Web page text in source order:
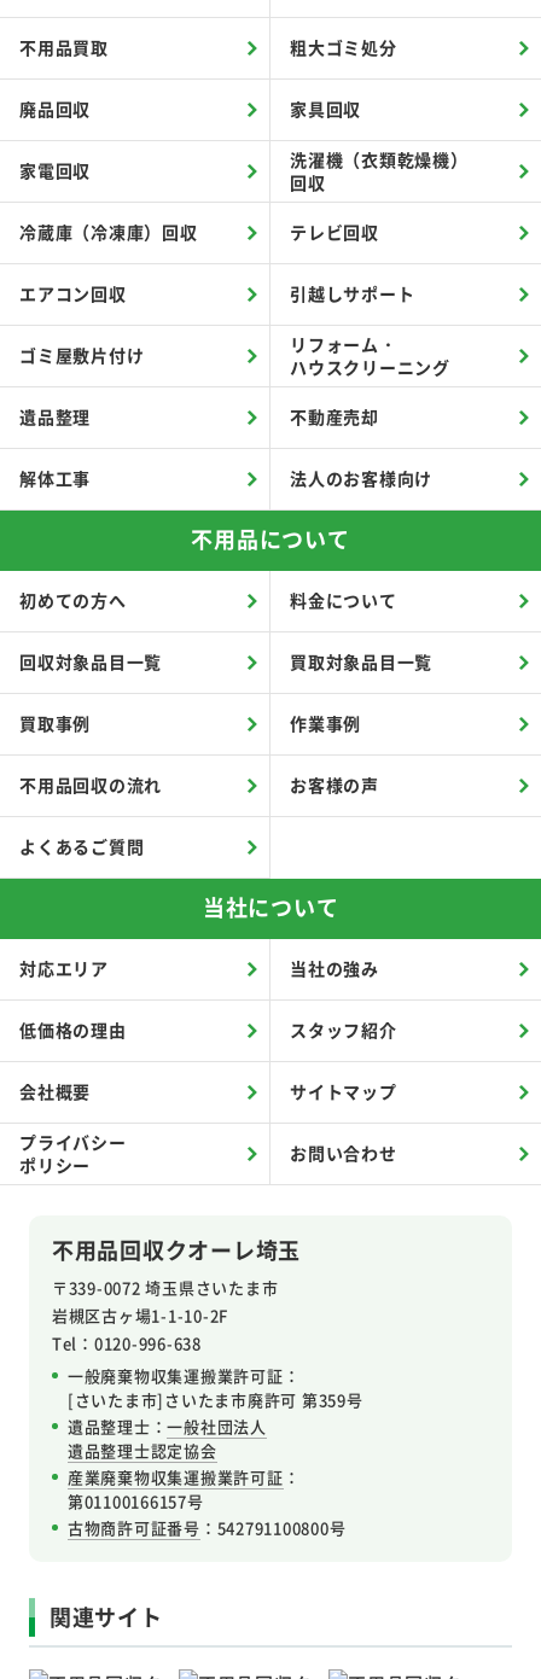
不用品回収クオーレ埼玉
〒339-0072 埼玉県さいたま市
岩槻区古ヶ場1-1-10-2F
Tel：0120-996-638
一般廃棄物収集運搬業許可証：
[さいたま市]さいたま市廃許可 第359号
遺品整理士：一般社団法人
遺品整理士認定協会
産業廃棄物収集運搬業許可証 ：
第01100166157号
古物商許可証番号 ：542791100800号
不用品買取 粗大ゴミ処分
廃品回収 家具回収
家電回収
洗濯機（衣類乾燥機）
回収
冷蔵庫（冷凍庫）回収 テレビ回収
エアコン回収 引越しサポート
ゴミ屋敷片付け
リフォーム・
ハウスクリーニング
遺品整理 不動産売却
解体工事 法人のお客様向け
不用品について
初めての方へ 料金について
回収対象品目一覧 買取対象品目一覧
買取事例 作業事例
不用品回収の流れ お客様の声
よくあるご質問
当社について
対応エリア 当社の強み
低価格の理由 スタッフ紹介
会社概要 サイトマップ
プライバシー
ポリシー
お問い合わせ
関連サイト